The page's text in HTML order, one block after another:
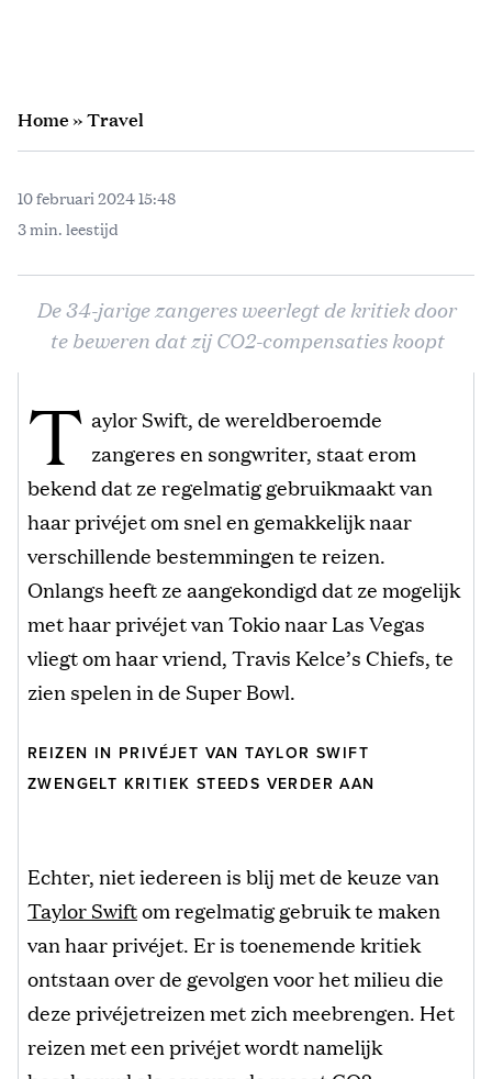
Home»Travel
10 februari 2024 15:48
3 min. leestijd
De 34-jarige zangeres weerlegt de kritiek door
te beweren dat zij CO2-compensaties koopt
T aylor Swift, de wereldberoemde
zangeres en songwriter, staat erom
bekend dat ze regelmatig gebruikmaakt van
haar privéjet om snel en gemakkelijk naar
verschillende bestemmingen te reizen.
Onlangs heeft ze aangekondigd dat ze mogelijk
met haar privéjet van Tokio naar Las Vegas
vliegt om haar vriend, Travis Kelce’s Chiefs, te
zien spelen in de Super Bowl.
REIZEN IN PRIVÉJET VAN TAYLOR SWIFT
ZWENGELT KRITIEK STEEDS VERDER AAN
Echter, niet iedereen is blij met de keuze van
Taylor Swiftom regelmatig gebruik te maken
van haar privéjet. Er is toenemende kritiek
ontstaan over de gevolgen voor het milieu die
deze privéjetreizen met zich meebrengen. Het
reizen met een privéjet wordt namelijk